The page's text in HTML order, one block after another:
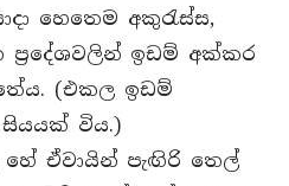
හෙතෙම අකුරැස්ස,
ඉඩම් අක්කර
(එකල ඉඩම්
විය.)
හේ ඒවායින් පැඟිරි තෙල්